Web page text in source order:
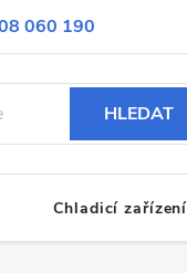
060 190
podmínky
HLEDAT
Chladicí zařízení